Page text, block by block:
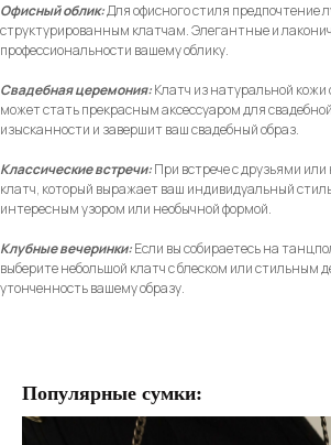
Офисный облик:Для офисного стиля предпочтение
структурированным клатчам. Элегантные и
профессиональности вашему облику.
Свадебная церемония:Клатч из натуральной кожи
может стать прекрасным аксессуаром для
изысканности и завершит ваш свадебный образ.
Классические встречи:При встрече с друзьями
клатч, который выражает ваш индивидуальный
интересным узором или необычной формой.
Клубные вечеринки:Если вы собираетесь на
выберите небольшой клатч с блеском или стильным
утонченность вашему образу.
Популярные сумки: